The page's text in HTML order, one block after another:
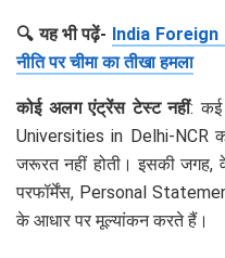
🔍 यह भी पढ़ें- India Foreign
नीति पर चीमा का तीखा हमला
कोई अलग एंट्रेंस टेस्ट नहीं: कई
Universities in Delhi-NCR
जरूरत नहीं होती। इसकी जगह,
परफॉर्मेंस, Personal
के आधार पर मूल्यांकन करते हैं।